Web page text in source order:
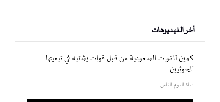
أخر الفيديوهات
كمين للقوات السعودية من قبل قوات يشتبه في تبعيتها
للحوثيين
قناة اليوم الثامن